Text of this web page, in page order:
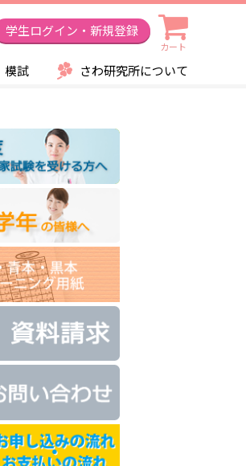
学生ログイン・新規登録
カート
模試 さわ研究所について